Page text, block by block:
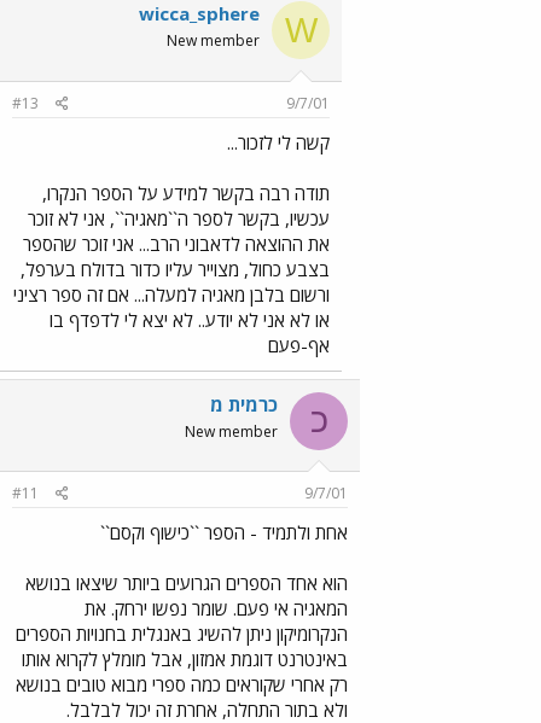
W
wicca_sphere
New member
9/7/01
#13
קשה לי לזכור...
תודה רבה בקשר למידע על הספר הנקרו,
עכשיו, בקשר לספר ה``מאגיה``, אני לא זוכר
את ההוצאה לדאבוני הרב... אני זוכר שהספר
בצבע כחול, מצוייר עליו כדור בדולח בערפל,
ורשום בלבן מאגיה למעלה... אם זה ספר רציני
או לא אני לא יודע.. לא יצא לי לדפדף בו
אף-פעם
כ כרמית מ
New member
9/7/01
#11
אחת ולתמיד - הספר ``כישוף וקסם``
הוא אחד הספרים הגרועים ביותר שיצאו בנושא
המאגיה אי פעם. שומר נפשו ירחק. את
הנקרומיקון ניתן להשיג באנגלית בחנויות הספרים
באינטרנט דוגמת אמזון, אבל מומלץ לקרוא אותו
רק אחרי שקוראים כמה ספרי מבוא טובים בנושא
ולא בתור התחלה, אחרת זה יכול לבלבל.